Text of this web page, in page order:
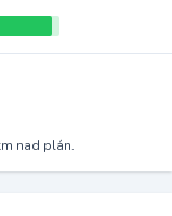
nad plán.